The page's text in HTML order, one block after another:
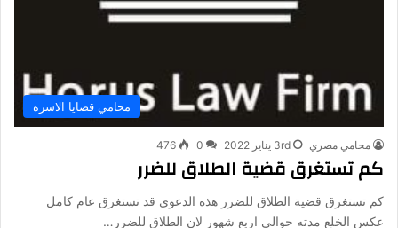
محامي قضايا الاسره
محامي مصري 3rd يناير 2022 0
476
كم تستغرق قضية الطلاق للضرر
كم تستغرق قضية الطلاق للضرر هذه الدعوي قد تستغرق عام كامل
عكس الخلع مدته حوالي اربع شهور لان الطلاق للضرر…